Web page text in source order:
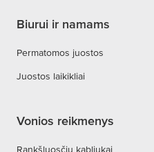
Biurui ir namams
Permatomos juostos
Juostos laikikliai
Vonios reikmenys
Rankšluosčių kabliukai